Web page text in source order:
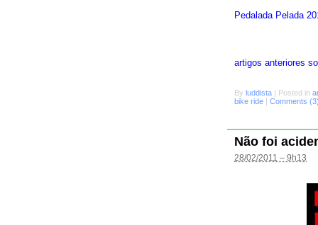
Pedalada Pelada
artigos anteriores
By luddista | Posted in
bike ride | Comments
Não foi
28/02/2011 – 9h13